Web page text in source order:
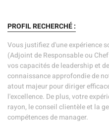
PROFIL RECHERCHÉ :
Vous justifiez d'une expérience
(Adjoint de Responsable ou
vos capacités de leadership et
connaissance approfondie de
atout majeur pour diriger
l'excellence. De plus, votre
rayon, le conseil clientèle et la
compétences de manager.